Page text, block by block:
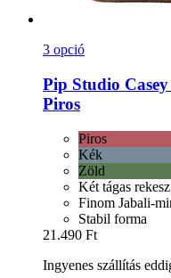
3 opció
Pip Studio
Piros
Piros
Kék
Zöld
Két tágas rekesz
Finom Jabali-
Stabil forma
21.490 Ft
Ingyenes szállítás